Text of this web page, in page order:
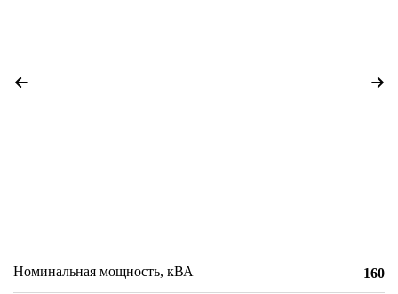
Номинальная мощность, кВА 160